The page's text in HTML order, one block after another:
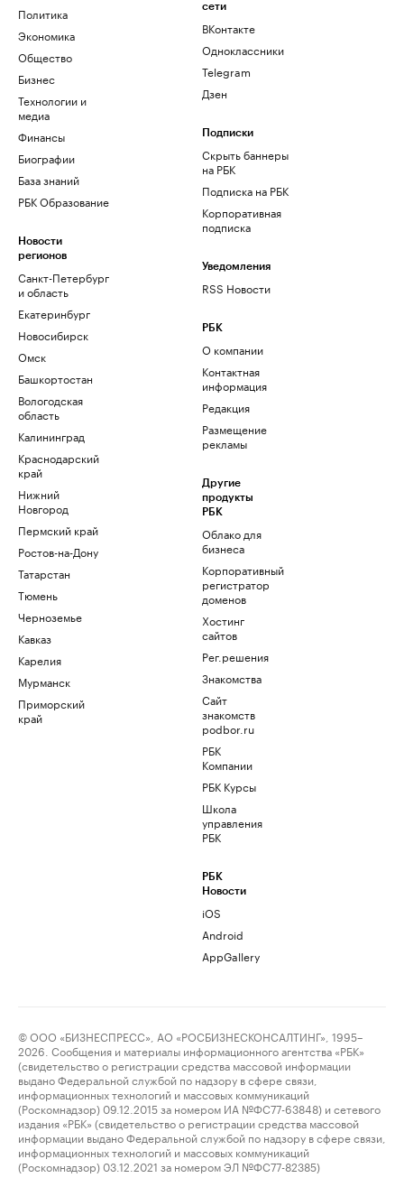
Политика
Экономика
Общество
Бизнес
Технологии и
медиа
Финансы
Биографии
База знаний
РБК Образование
Новости
регионов
Санкт-Петербург
и область
Екатеринбург
Новосибирск
Омск
Башкортостан
Вологодская
область
Калининград
Краснодарский
край
Нижний
Новгород
Пермский край
Ростов-на-Дону
Татарстан
Тюмень
Черноземье
Кавказ
Карелия
Мурманск
Приморский
край
сети
ВКонтакте
Одноклассники
Telegram
Дзен
Подписки
Скрыть баннеры
на РБК
Подписка на РБК
Корпоративная
подписка
Уведомления
RSS Новости
РБК
О компании
Контактная
информация
Редакция
Размещение
рекламы
Другие
продукты
РБК
Облако для
бизнеса
Корпоративный
регистратор
доменов
Хостинг
сайтов
Рег.решения
Знакомства
Сайт
знакомств
podbor.ru
РБК
Компании
РБК Курсы
Школа
управления
РБК
РБК
Новости
iOS
Android
AppGallery
© ООО «БИЗНЕСПРЕСС», АО «РОСБИЗНЕСКОНСАЛТИНГ», 1995–
2026. Сообщения и материалы информационного агентства «РБК»
(свидетельство о регистрации средства массовой информации
выдано Федеральной службой по надзору в сфере связи,
информационных технологий и массовых коммуникаций
(Роскомнадзор) 09.12.2015 за номером ИА №ФС77-63848) и сетевого
издания «РБК» (свидетельство о регистрации средства массовой
информации выдано Федеральной службой по надзору в сфере связи,
информационных технологий и массовых коммуникаций
(Роскомнадзор) 03.12.2021 за номером ЭЛ №ФС77-82385)